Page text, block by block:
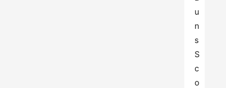
u
n
s
S
c
o